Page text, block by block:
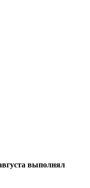
выполнял